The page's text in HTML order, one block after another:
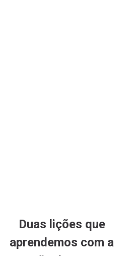
Duas lições que
aprendemos com a